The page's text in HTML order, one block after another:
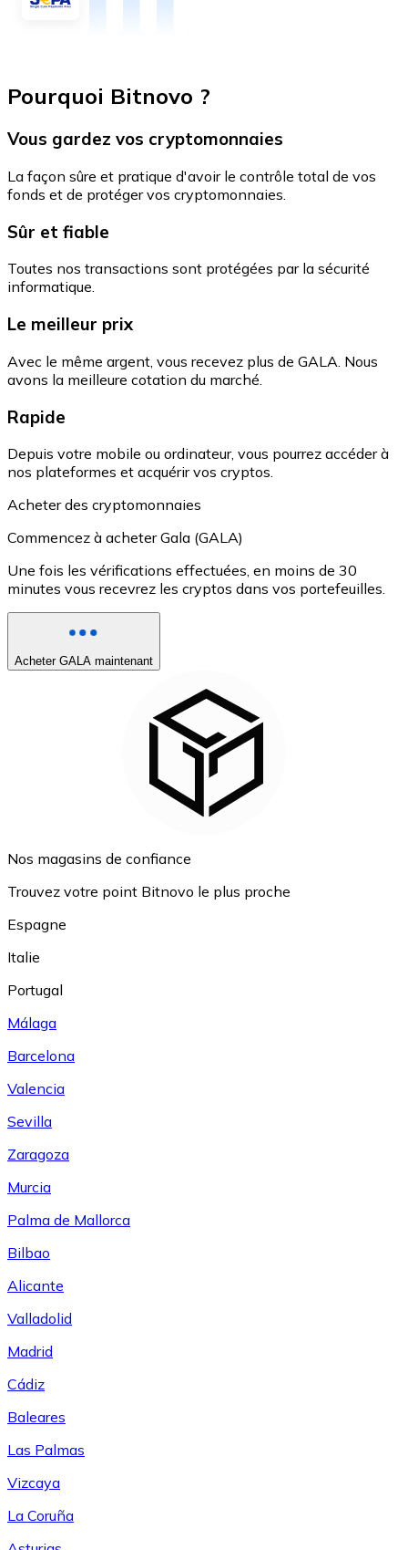
Pourquoi Bitnovo ?
Vous gardez vos cryptomonnaies
La façon sûre et pratique d'avoir le contrôle total de vos
fonds et de protéger vos cryptomonnaies.
Sûr et fiable
Toutes nos transactions sont protégées par la sécurité
informatique.
Le meilleur prix
Avec le même argent, vous recevez plus de GALA. Nous
avons la meilleure cotation du marché.
Rapide
Depuis votre mobile ou ordinateur, vous pourrez accéder à
nos plateformes et acquérir vos cryptos.
Acheter des cryptomonnaies
Commencez à acheter Gala (GALA)
Une fois les vérifications effectuées, en moins de 30
minutes vous recevrez les cryptos dans vos portefeuilles.
Acheter GALA maintenant
Nos magasins de confiance
Trouvez votre point Bitnovo le plus proche
Espagne
Italie
Portugal
Málaga
Barcelona
Valencia
Sevilla
Zaragoza
Murcia
Palma de Mallorca
Bilbao
Alicante
Valladolid
Madrid
Cádiz
Baleares
Las Palmas
Vizcaya
La Coruña